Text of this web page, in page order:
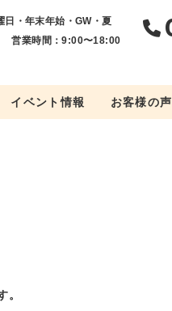
日・年末年始・GW・夏
営業時間：9:00〜18:00
イベント情報 お客様の声
。